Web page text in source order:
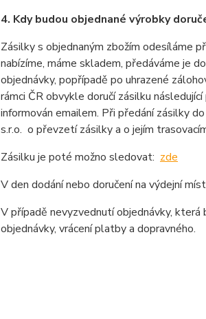
4. Kdy budou objednané výrobky
Zásilky s objednaným zbožím odesíláme
nabízíme, máme skladem, předáváme je
objednávky, popřípadě po uhrazené
rámci ČR obvykle doručí zásilku
informován emailem. Při předání zásilky
s.r.o. o převzetí zásilky a o jejím
Zásilku je poté možno sledovat: zde
V den dodání nebo doručení na výdejní
V případě nevyzvednutí objednávky,
objednávky, vrácení platby a dopravného.